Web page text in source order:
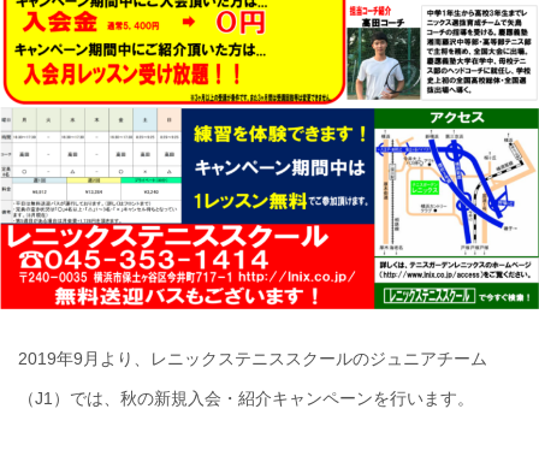
2019年9月より、レニックステニススクールのジュニアチーム
（J1）では、秋の新規入会・紹介キャンペーンを行います。